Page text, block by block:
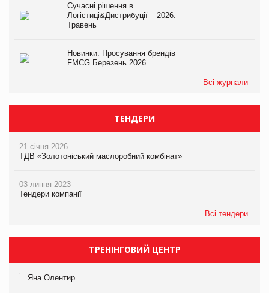
Сучасні рішення в
Логістиці&Дистрибуції – 2026.
Травень
Новинки. Просування брендів
FMCG.Березень 2026
Всі журнали
ТЕНДЕРИ
21 січня 2026
ТДВ «Золотоніський маслоробний комбінат»
03 липня 2023
Тендери компанії
Всі тендери
ТРЕНІНГОВИЙ ЦЕНТР
Яна Олентир